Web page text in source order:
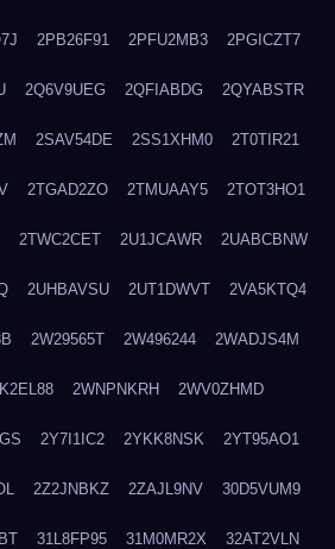
2PB26F91 2PFU2MB3 2PGICZT7
2Q6V9UEG 2QFIABDG 2QYABSTR
2SAV54DE 2SS1XHM0 2T0TIR21
2TGAD2ZO 2TMUAAY5 2TOT3HO1
2TWC2CET 2U1JCAWR 2UABCBNW
2UHBAVSU 2UT1DWVT 2VA5KTQ4
2W29565T 2W496244 2WADJS4M
2WNPNKRH 2WV0ZHMD
2Y7I1IC2 2YKK8NSK 2YT95AO1
2Z2JNBKZ 2ZAJL9NV 30D5VUM9
31L8FP95 31M0MR2X 32AT2VLN